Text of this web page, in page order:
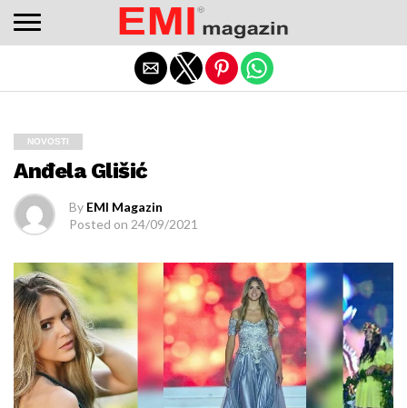
Adres değişikliklerinden haberdar olmak için
kontrol edilmeli.
NOVOSTI
Anđela Glišić
By EMI Magazin
Posted on 24/09/2021
Exit mobile version